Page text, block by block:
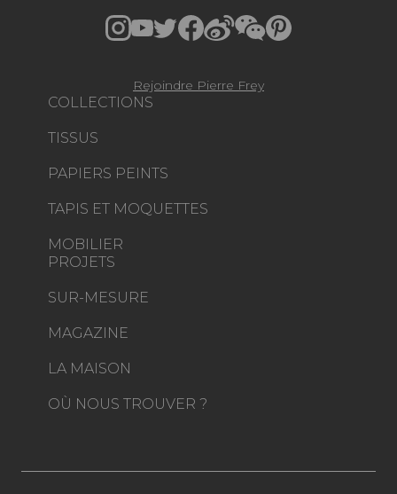
COLLECTIONS
TISSUS
PAPIERS PEINTS
TAPIS ET MOQUETTES
MOBILIER
PROJETS
SUR-MESURE
MAGAZINE
LA MAISON
OÙ NOUS TROUVER ?
Rejoindre Pierre Frey